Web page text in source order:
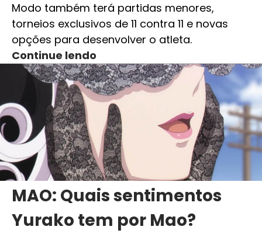
Modo também terá partidas menores,
torneios exclusivos de 11 contra 11 e novas
opções para desenvolver o atleta.
Continue lendo
MAO: Quais sentimentos
Yurako tem por Mao?